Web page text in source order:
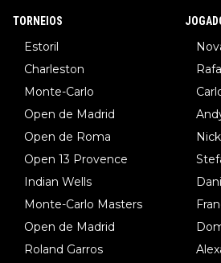
TORNEIOS
Estoril
Charleston
Monte-Carlo
Open de Madrid
Open de Roma
Open 13 Provence
Indian Wells
Monte-Carlo Masters
Open de Madrid
Roland Garros